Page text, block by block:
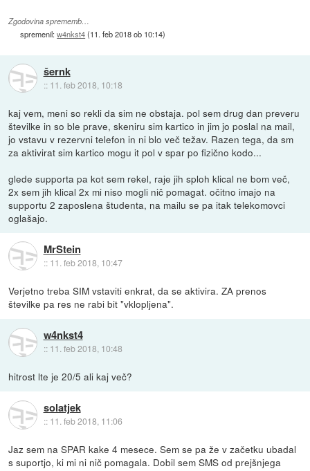
Zgodovina sprememb…
spremenil:w4nkst4(11. feb 2018 ob 10:14)
šernk
:: 11. feb 2018, 10:18
kaj vem, meni so rekli da sim ne obstaja. pol sem drug dan preveru
številke in so ble prave, skeniru sim kartico in jim jo poslal na mail,
jo vstavu v rezervni telefon in ni blo več težav. Razen tega, da sm
za aktivirat sim kartico mogu it pol v spar po fizično kodo...
glede supporta pa kot sem rekel, raje jih sploh klical ne bom več,
2x sem jih klical 2x mi niso mogli nič pomagat. očitno imajo na
supportu 2 zaposlena študenta, na mailu se pa itak telekomovci
oglašajo.
MrStein
:: 11. feb 2018, 10:47
Verjetno treba SIM vstaviti enkrat, da se aktivira. ZA prenos
številke pa res ne rabi bit "vklopljena".
w4nkst4
:: 11. feb 2018, 10:48
hitrost lte je 20/5 ali kaj več?
solatjek
:: 11. feb 2018, 11:06
Jaz sem na SPAR kake 4 mesece. Sem se pa že v začetku ubadal
s suportjo, ki mi ni nič pomagala. Dobil sem SMS od prejšnjega